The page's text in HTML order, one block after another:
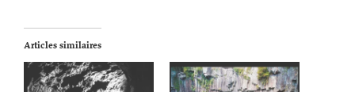
Articles similaires